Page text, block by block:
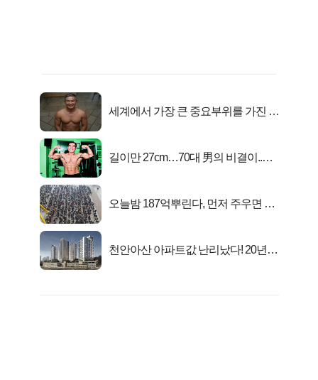
세계에서 가장 큰 중요부위를 가진 남
길이만 27cm…70대 男의 비결이..충
오늘밤 187억뿌린다, 먼저 주우면 최
천안아산 아파트값 난리났다! 20년